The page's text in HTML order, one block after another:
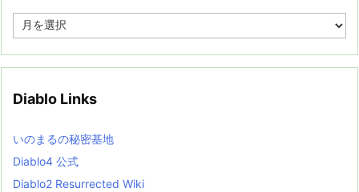
e
i
s
t
Diablo Links
いのまるの秘密基地
Diablo4 公式
Diablo2 Resurrected Wiki